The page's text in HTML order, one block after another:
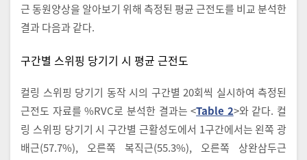
근 동원양상을 알아보기 위해 측정된 평균 근전도를 비교 분석한
결과 다음과 같다.
구간별 스위핑 당기기 시 평균 근전도
컬링 스위핑 당기기 동작 시의 구간별 20회씩 실시하여 측정된
근전도 자료를 %RVC로 분석한 결과는 <Table 2>와 같다. 컬
링 스위핑 당기기 시 구간별 근활성도에서 1구간에서는 왼쪽 광
배근(57.7%), 오른쪽 복직근(55.3%), 오른쪽 상완삼두근